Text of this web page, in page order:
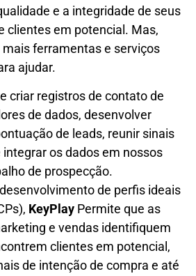
e a integridade de seus
clientes em potencial. Mas,
ferramentas e serviços
ajudar.
criar registros de contato de
de dados, desenvolver
de leads, reunir sinais
os dados em nossos
de prospecção.
de perfis ideais
KeyPlay Permite que as
e vendas identifiquem
clientes em potencial,
de intenção de compra e até